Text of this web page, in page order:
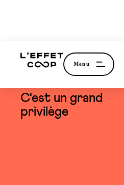
C'est un grand
privilège